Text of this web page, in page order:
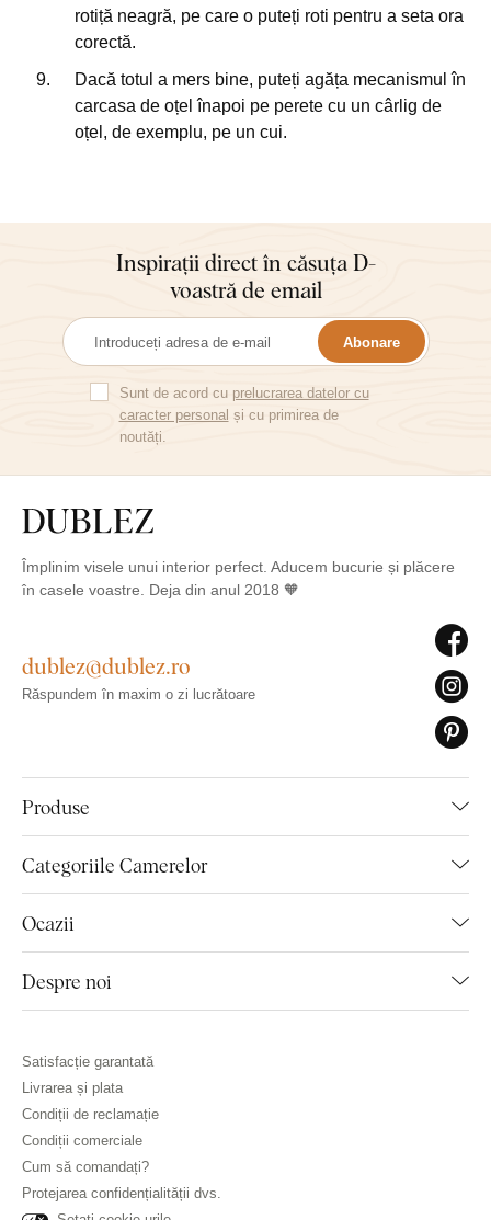
rotiță neagră, pe care o puteți roti pentru a seta ora
corectă.
Dacă totul a mers bine, puteți agăța mecanismul în
carcasa de oțel înapoi pe perete cu un cârlig de
oțel, de exemplu, pe un cui.
Inspirații direct în căsuța D-
voastră de email
Abonare
Sunt de acord cu prelucrarea datelor cu
caracter personal și cu primirea de
noutăți.
Împlinim visele unui interior perfect. Aducem bucurie și plăcere
în casele voastre. Deja din anul 2018 🧡
Produse
Categoriile Camerelor
Ocazii
Despre noi
dublez@dublez.ro
Răspundem în maxim o zi lucrătoare
Satisfacție garantată
Livrarea și plata
Condiții de reclamație
Condiții comerciale
Cum să comandați?
Protejarea confidențialității dvs.